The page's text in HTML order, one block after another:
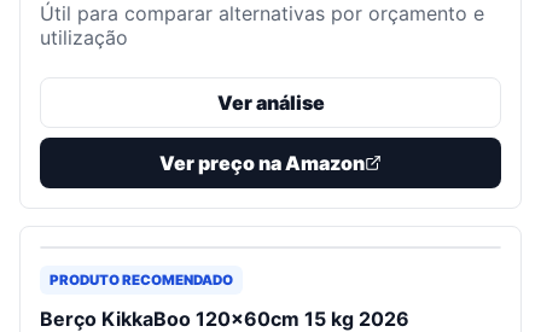
Útil para comparar alternativas por orçamento e
utilização
Ver análise
Ver preço na Amazon
PRODUTO RECOMENDADO
Berço KikkaBoo 120x60cm 15 kg 2026